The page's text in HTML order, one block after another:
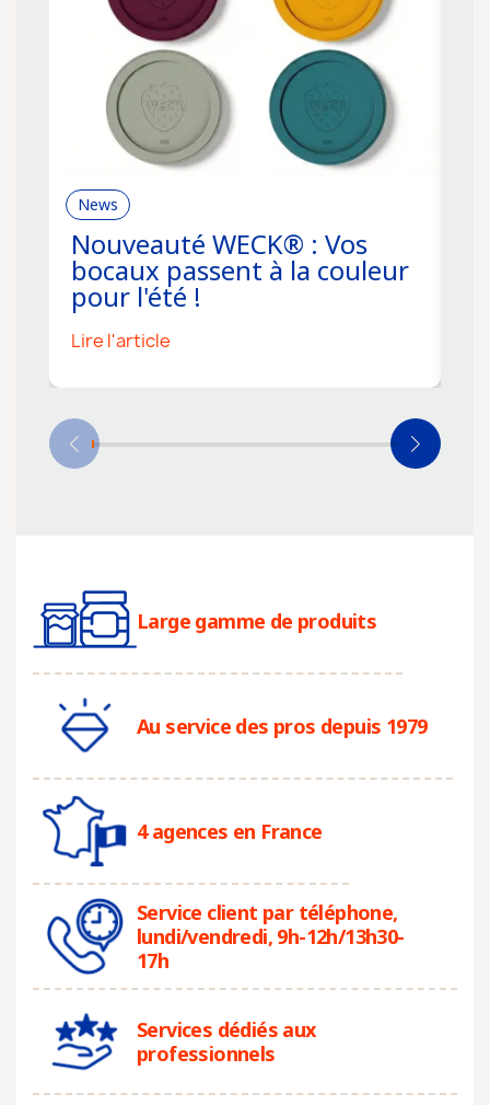
News
Nouveauté WECK® : Vos
bocaux passent à la couleur
pour l'été !
Lire l'article
Large gamme de produits
Au service des pros depuis 1979
4 agences en France
Service client par téléphone,
lundi/vendredi, 9h-12h/13h30-
17h
Services dédiés aux
professionnels